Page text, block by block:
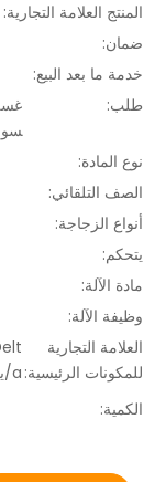
المنتج العلامة التجارية:
ضمان:
خدمة ما بعد البيع:
طلب:
نوع المادة:
الصف التلقائي:
أنواع الزجاجة:
يتحكم:
مادة الآلة:
وظيفة الآلة:
العلامة التجارية
للمكونات الرئيسية: a/يمكن تخصيصها
الكمية: